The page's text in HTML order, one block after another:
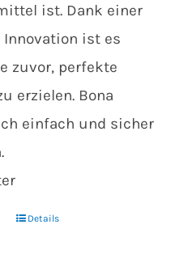
ist. Dank einer
ist es
zuvor, perfekte
erzielen. Bona
einfach und sicher
Details